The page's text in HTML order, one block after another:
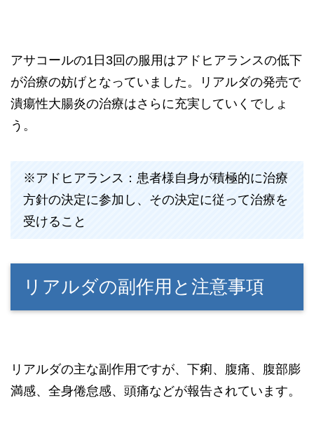
アサコールの1日3回の服用はアドヒアランスの低下
が治療の妨げとなっていました。リアルダの発売で
潰瘍性大腸炎の治療はさらに充実していくでしょ
う。
※アドヒアランス：患者様自身が積極的に治療
方針の決定に参加し、その決定に従って治療を
受けること
リアルダの副作用と注意事項
リアルダの主な副作用ですが、下痢、腹痛、腹部膨
満感、全身倦怠感、頭痛などが報告されています。